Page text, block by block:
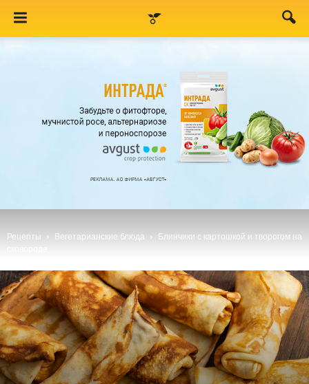
Рецепты Вегетарианские блюда
Блинчики с картошкой и творогом на